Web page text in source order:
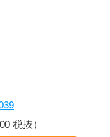
税抜）